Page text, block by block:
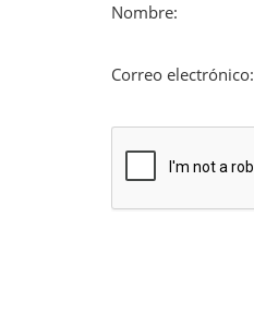
Nombre:
Correo electrónico: